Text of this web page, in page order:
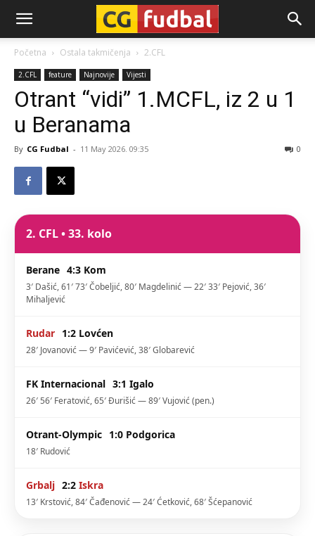
CG-
Fudbal
Početna Ostala takmičenja 2.CFL
2.CFL feature Najnovije Vijesti
Otrant “vidi” 1.MCFL, iz 2 u 1
u Beranama
By CG Fudbal - 11 May 2026. 09:35 0
2. CFL • 33. kolo
Berane 4:3 Kom
3′ Dašić, 61′ 73′ Čobeljić, 80′ Magdelinić — 22′ 33′ Pejović, 36′
Mihaljević
Rudar 1:2 Lovćen
28′ Jovanović — 9′ Pavićević, 38′ Globarević
FK Internacional 3:1 Igalo
26′ 56′ Feratović, 65′ Đurišić — 89′ Vujović (pen.)
Otrant-Olympic 1:0 Podgorica
18′ Rudović
Grbalj 2:2 Iskra
13′ Krstović, 84′ Čađenović — 24′ Ćetković, 68′ Šćepanović